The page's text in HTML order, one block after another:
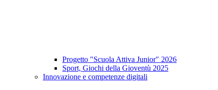
Progetto "Scuola Attiva Junior" 2026
Sport, Giochi della Gioventù 2025
Innovazione e competenze digitali